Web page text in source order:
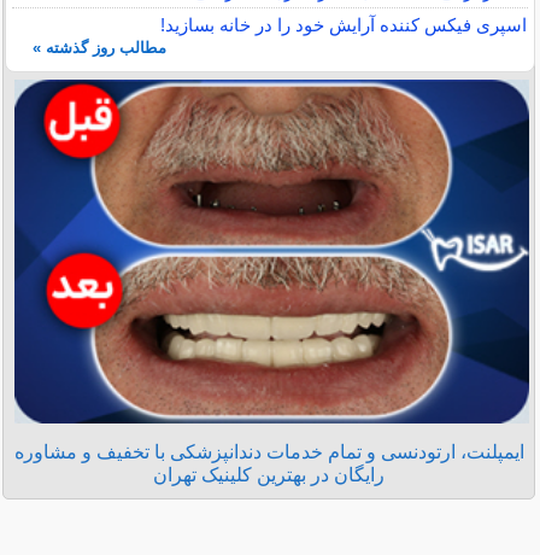
اسپری فیکس کننده آرایش خود را در خانه بسازید!
مطالب روز گذشته »
ایمپلنت، ارتودنسی و تمام خدمات دندانپزشکی با تخفیف و مشاوره
رایگان در بهترین کلینیک تهران